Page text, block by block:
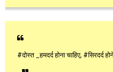
#दोस्त _हमदर्द होना चाहिए, #सिरदर्द